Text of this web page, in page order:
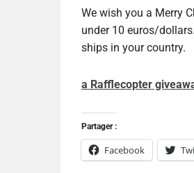
We wish you a Merry
under 10 euros/
ships in your country.
a Rafflecopter
Partager :
Facebook